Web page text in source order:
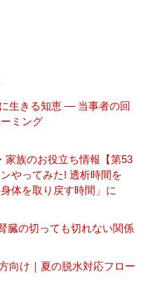
生きる知恵 — 当事者の回
ミング
家族のお役立ち情報【第53
やってみた! 透析時間を
体を取り戻す時間」に
臓の切っても切れない関係
向け｜夏の脱水対応フロー